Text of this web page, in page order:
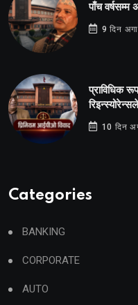
पाँच वर्षसम्म
9 दिन
प्राविधिक
रिइन्स्योरेन्सले
10 दिन
Categories
BANKING
CORPORATE
AUTO